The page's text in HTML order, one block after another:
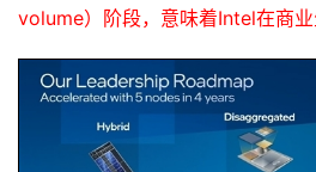
volume）阶段，意味着Intel在商业